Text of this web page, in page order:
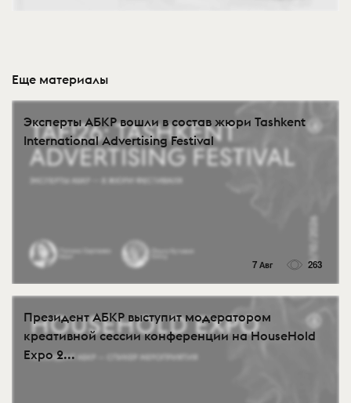
Еще материалы
Эксперты АБКР вошли в состав жюри Tashkent
International Advertising Festival
7 Авг 263
Президент АБКР выступит модератором
креативной сессии конференции на HouseHold
Expo 2...